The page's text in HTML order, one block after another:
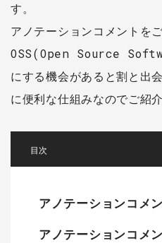
す。
アノテーションコメントを
OSS(Open Source
にする機会があると割と出
に便利な仕組みなのでご紹介
アノテーションコメ
アノテーションコメ